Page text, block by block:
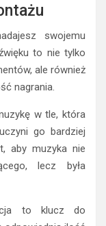
swojemu
to nie tylko
ale również
nagrania.
w tle, która
go bardziej
aby muzyka nie
lecz była
to klucz do